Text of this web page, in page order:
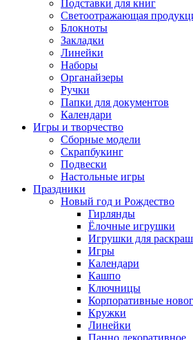
Подставки для книг
Светоотражающая
Блокноты
Закладки
Линейки
Наборы
Органайзеры
Ручки
Папки для документов
Календари
Игры и творчество
Сборные модели
Скрапбукинг
Подвески
Настольные игры
Праздники
Новый год и Рождество
Гирлянды
Ёлочные игрушки
Игрушки для
Игры
Календари
Кашпо
Ключницы
Корпоративные
Кружки
Линейки
Панно декоративное